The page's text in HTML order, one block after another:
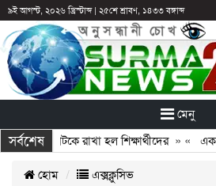
৯ই আগস্ট, ২০২৬ খ্রিস্টাব্দ| ২৫শে শ্রাবণ, ১৪৩৩ বঙ্গাব্দ
মেনু
সর্বশেষ
পরও আটকে রাখা হল শিক্ষার্থীদের» «এক
হোম এক্সক্লুসিভ